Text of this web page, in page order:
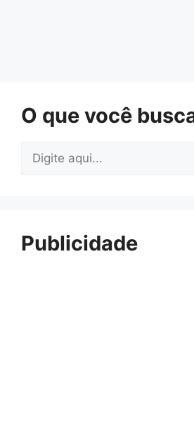
O que você
Pesquisar
Publicidade